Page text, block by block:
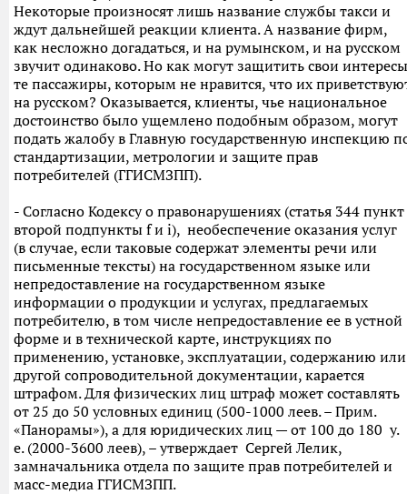
Некоторые произносят лишь название службы такси и
ждут дальнейшей реакции клиента. А название фирм,
как несложно догадаться, и на румынском, и на русском
звучит одинаково. Но как могут защитить свои интересы
те пассажиры, которым не нравится, что их
на русском? Оказывается, клиенты, чье национальное
достоинство было ущемлено подобным образом, могут
подать жалобу в Главную государственную инспекцию
стандартизации, метрологии и защите прав
потребителей (ГГИСМЗПП).
- Согласно Кодексу о правонарушениях (статья 344 пункт
второй подпункты f и i), необеспечение оказания услуг
(в случае, если таковые содержат элементы речи или
письменные тексты) на государственном языке или
непредоставление на государственном языке
информации о продукции и услугах, предлагаемых
потребителю, в том числе непредоставление ее в устной
форме и в технической карте, инструкциях по
применению, установке, эксплуатации, содержанию или
другой сопроводительной документации, карается
штрафом. Для физических лиц штраф может составлять
от 25 до 50 условных единиц (500-1000 леев. – Прим.
«Панорамы»), а для юридических лиц — от 100 до 180 у.
е. (2000-3600 леев), – утверждает Сергей Лелик,
замначальника отдела по защите прав потребителей и
масс-медиа ГГИСМЗПП.